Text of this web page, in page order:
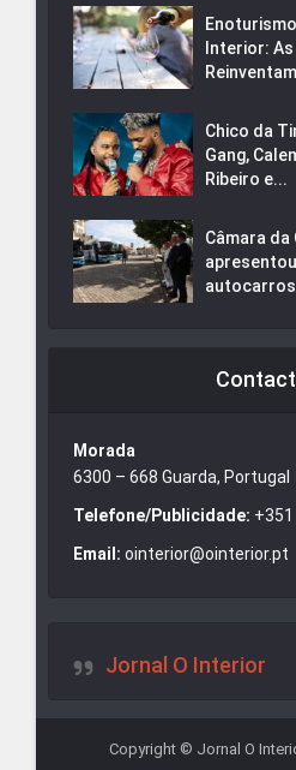
Interior:
Chico da
Gang,
Ribeiro e...
Câmara da
Morada
6300 – 668 Guarda, Portugal
Telefone/Publicidade:
Email: ointerior@ointerior.pt
Jornal O Interior
Copyright © Jornal O